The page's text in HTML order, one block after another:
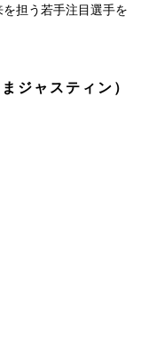
担う若手注目選手を
ジャスティン）